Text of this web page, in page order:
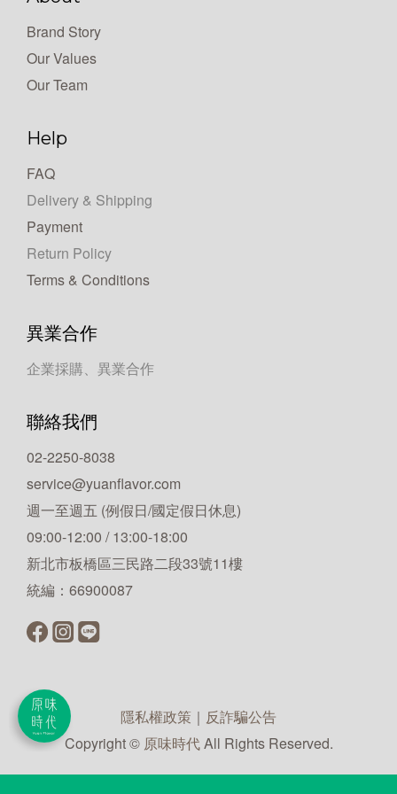
Brand Story
Our Values
Our Team
Help
FAQ
Delivery & Shipping
Payment
Return Policy
Terms & Conditions
異業合作
企業採購、異業合作
聯絡我們
02-2250-8038
service@yuanflavor.com
週一至週五 (例假日/國定假日休息)
09:00-12:00 / 13:00-18:00
新北市板橋區三民路二段33號11樓
統編：66900087
隱私權政策 ｜ 反詐騙公告
Copyright © 原味時代All Rights Reserved.